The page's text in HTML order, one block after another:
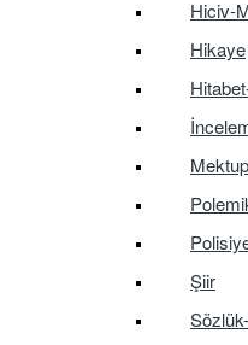
Hiciv-
Hikaye
Mektup
Şiir